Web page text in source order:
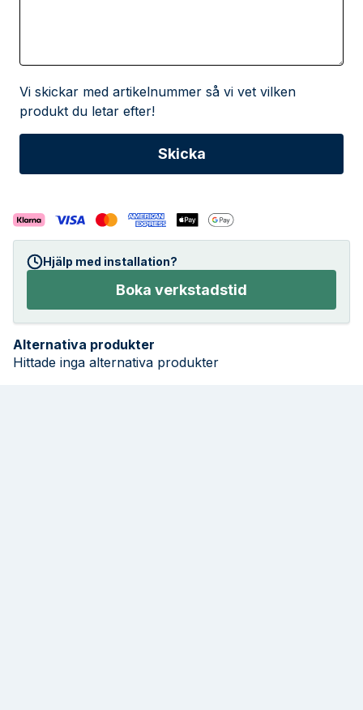
Vi skickar med artikelnummer så vi vet vilken
produkt du letar efter!
Hjälp med installation?
Boka verkstadstid
Alternativa produkter
Hittade inga alternativa produkter